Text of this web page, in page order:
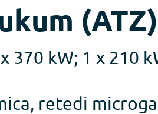
(ATZ)
370 kW; 1 x 210
retedi